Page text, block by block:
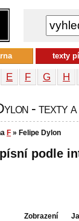
E F G H
- texty
F » Felipe Dylon
podle
Zobrazení
texty